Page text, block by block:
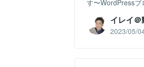
す〜WordPress
イレイ
2023/05/